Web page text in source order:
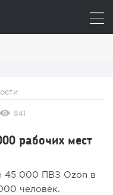
841
рабочих мест
45 000 ПВЗ Ozon в
человек.